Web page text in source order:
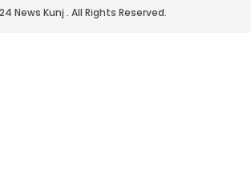
News Kunj . All Rights Reserved.